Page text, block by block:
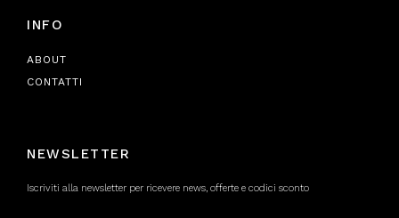
INFO
ABOUT
CONTATTI
NEWSLETTER
Iscriviti alla newsletter per ricevere news, offerte e codici sconto